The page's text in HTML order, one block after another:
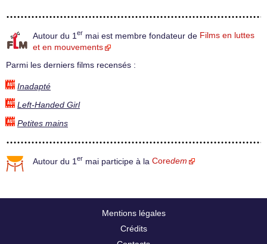
Autour du 1 er mai est membre fondateur de Films en luttes
et en mouvements
Parmi les derniers films recensés :
Inadapté
Left-Handed Girl
Petites mains
Autour du 1 er mai participe à la Coredem
Mentions légales
Crédits